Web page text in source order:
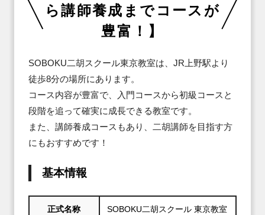
ら講師養成までコースが
豊富！】
SOBOKU二胡スクール東京教室は、JR上野駅より
徒歩8分の場所にあります。
コース内容が豊富で、入門コースから初級コースと
段階を追って確実に成長できる教室です。
また、講師養成コースもあり、二胡講師を目指す方
にもおすすめです！
基本情報
正式名称 SOBOKU二胡スクール 東京教室